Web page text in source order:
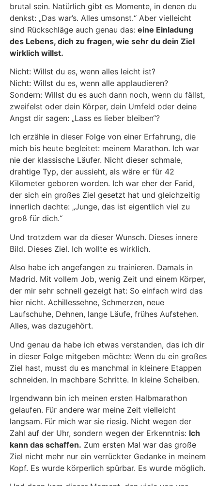
brutal sein. Natürlich gibt es Momente, in denen du
denkst: „Das war’s. Alles umsonst.“ Aber vielleicht
sind Rückschläge auch genau das: eine Einladung
des Lebens, dich zu fragen, wie sehr du dein Ziel
wirklich willst.
Nicht: Willst du es, wenn alles leicht ist?
Nicht: Willst du es, wenn alle applaudieren?
Sondern: Willst du es auch dann noch, wenn du fällst,
zweifelst oder dein Körper, dein Umfeld oder deine
Angst dir sagen: „Lass es lieber bleiben“?
Ich erzähle in dieser Folge von einer Erfahrung, die
mich bis heute begleitet: meinem Marathon. Ich war
nie der klassische Läufer. Nicht dieser schmale,
drahtige Typ, der aussieht, als wäre er für 42
Kilometer geboren worden. Ich war eher der Farid,
der sich ein großes Ziel gesetzt hat und gleichzeitig
innerlich dachte: „Junge, das ist eigentlich viel zu
groß für dich.“
Und trotzdem war da dieser Wunsch. Dieses innere
Bild. Dieses Ziel. Ich wollte es wirklich.
Also habe ich angefangen zu trainieren. Damals in
Madrid. Mit vollem Job, wenig Zeit und einem Körper,
der mir sehr schnell gezeigt hat: So einfach wird das
hier nicht. Achillessehne, Schmerzen, neue
Laufschuhe, Dehnen, lange Läufe, frühes Aufstehen.
Alles, was dazugehört.
Und genau da habe ich etwas verstanden, das ich dir
in dieser Folge mitgeben möchte: Wenn du ein großes
Ziel hast, musst du es manchmal in kleinere Etappen
schneiden. In machbare Schritte. In kleine Scheiben.
Irgendwann bin ich meinen ersten Halbmarathon
gelaufen. Für andere war meine Zeit vielleicht
langsam. Für mich war sie riesig. Nicht wegen der
Zahl auf der Uhr, sondern wegen der Erkenntnis: Ich
kann das schaffen. Zum ersten Mal war das große
Ziel nicht mehr nur ein verrückter Gedanke in meinem
Kopf. Es wurde körperlich spürbar. Es wurde möglich.